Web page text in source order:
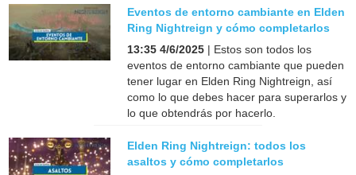
Eventos de entorno cambiante en Elden
Ring Nightreign y cómo completarlos
13:35 4/6/2025 | Estos son todos los
eventos de entorno cambiante que pueden
tener lugar en Elden Ring Nightreign, así
como lo que debes hacer para superarlos y
lo que obtendrás por hacerlo.
Elden Ring Nightreign: todos los
asaltos y cómo completarlos